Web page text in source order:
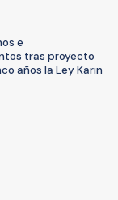
e
tras proyecto
años la Ley Karin